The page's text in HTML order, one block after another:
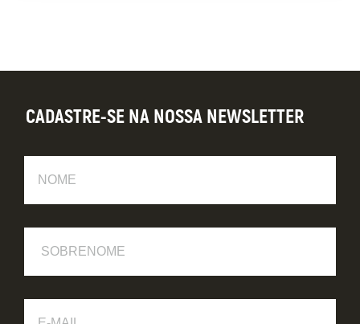
CADASTRE-SE NA NOSSA NEWSLETTER